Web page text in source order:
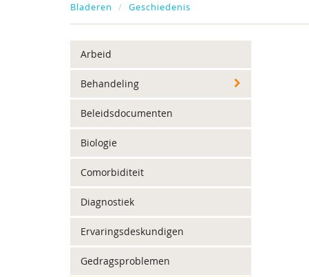
Bladeren Geschiedenis
Arbeid
Behandeling
Beleidsdocumenten
Biologie
Comorbiditeit
Diagnostiek
Ervaringsdeskundigen
Gedragsproblemen